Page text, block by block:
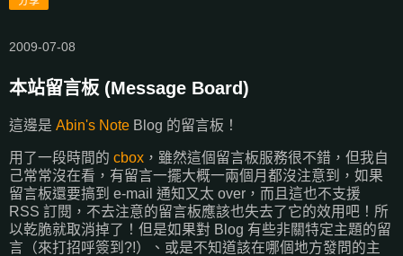
2009-07-08
本站留言板 (Message Board)
這邊是 Abin's Note Blog 的留言板！
用了一段時間的 cbox ，雖然這個留言板服務很不錯，但我自
己常常沒在看，有留言一擺大概一兩個月都沒注意到，如果
留言板還要搞到 e-mail 通知又太 over，而且這也不支援
RSS 訂閱，不去注意的留言板應該也失去了它的效用吧！所
以乾脆就取消掉了！但是如果對 Blog 有些非關特定主題的留
言（來打招呼簽到?!）、或是不知道該在哪個地方發問的主